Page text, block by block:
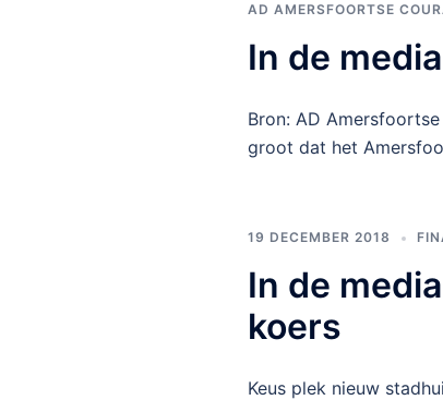
AD AMERSFOORTSE
In de
Bron: AD
groot dat het
19 DECEMBER 2018
In de
koers
Keus plek nieuw